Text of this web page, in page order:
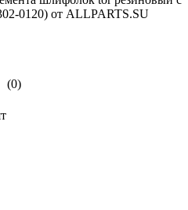
(0)